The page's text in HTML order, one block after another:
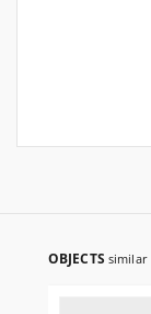
OBJECTS similar